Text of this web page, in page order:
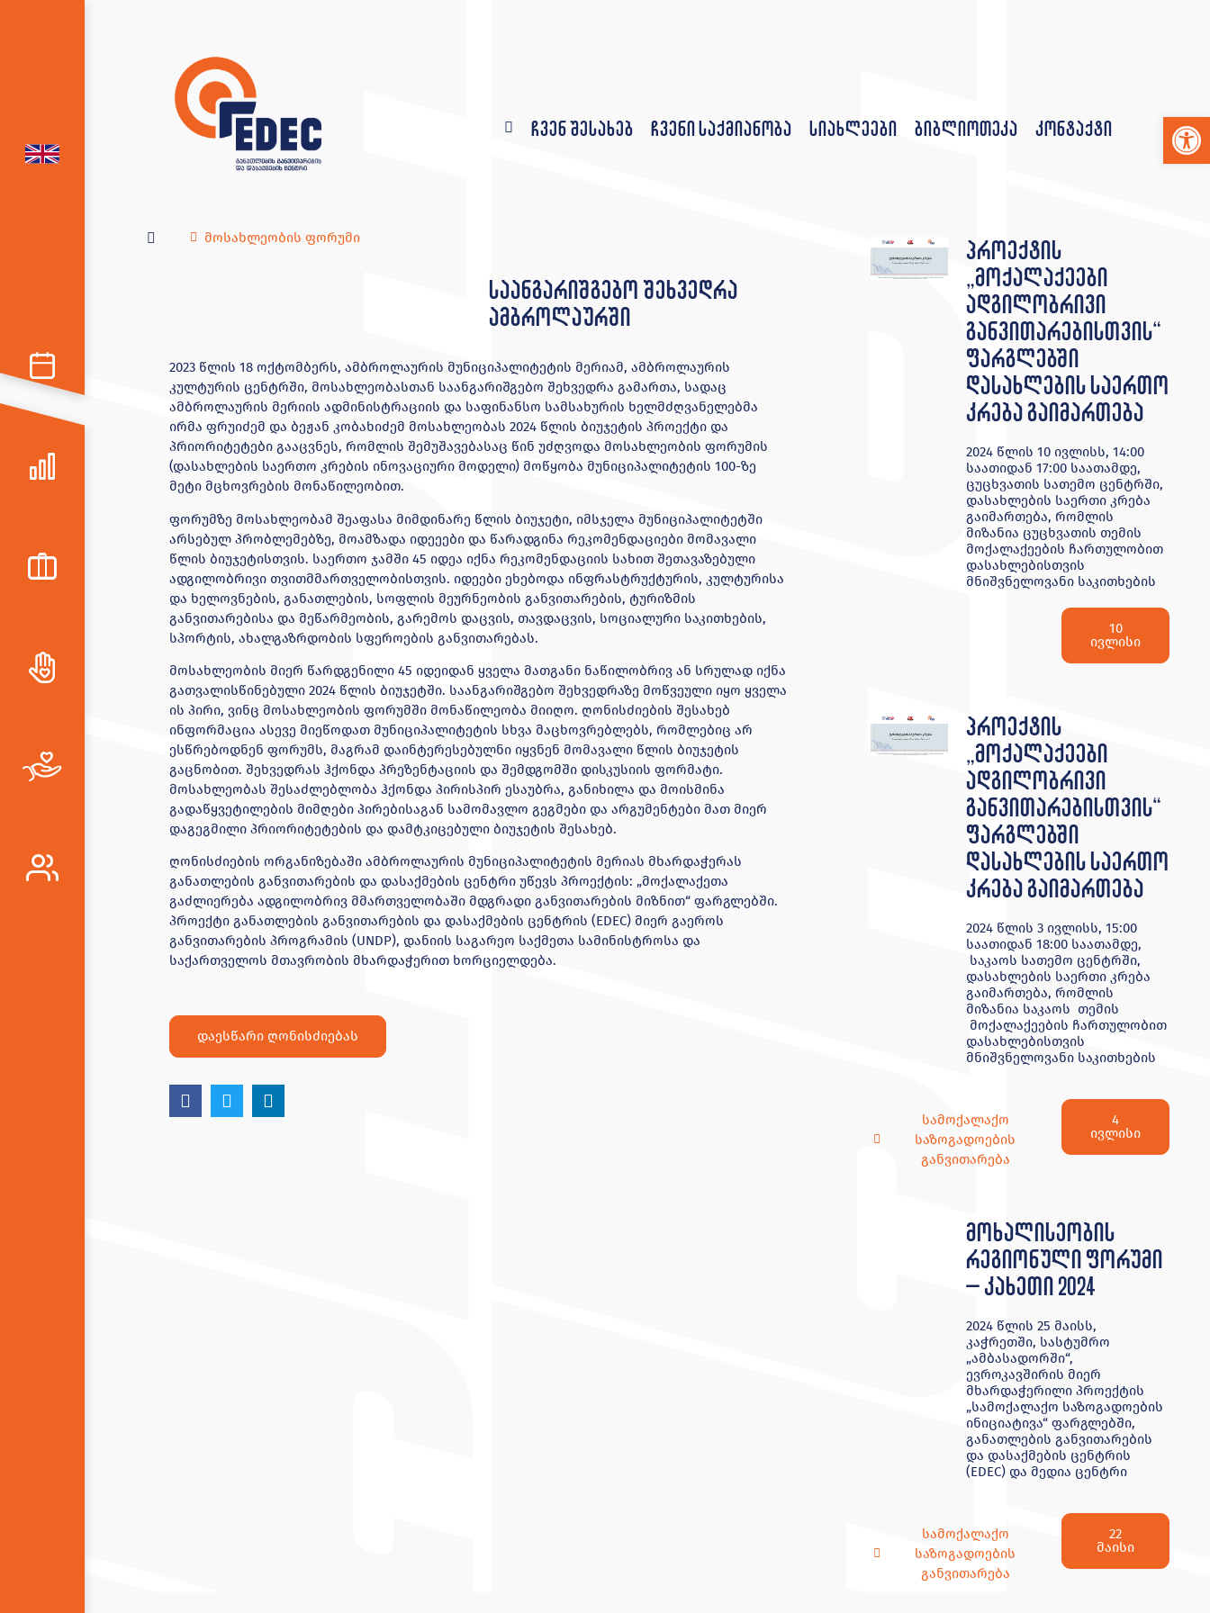
ჩვენ შესახებ ჩვენი საქმიანობა სიახლეები ბიბლიოთეკა კონტაქტი
მოსახლეობის ფორუმი
საანგარიშგებო შეხვედრა
ამბროლაურში
2023 წლის 18 ოქტომბერს, ამბროლაურის მუნიციპალიტეტის მერიამ, ამბროლაურის
კულტურის ცენტრში, მოსახლეობასთან საანგარიშგებო შეხვედრა გამართა, სადაც
ამბროლაურის მერიის ადმინისტრაციის და საფინანსო სამსახურის ხელმძღვანელებმა
ირმა ფრუიძემ და ბეჟან კობახიძემ მოსახლეობას 2024 წლის ბიუჯეტის პროექტი და
პრიორიტეტები გააცვნეს, რომლის შემუშავებასაც წინ უძღვოდა მოსახლეობის ფორუმის
(დასახლების საერთო კრების ინოვაციური მოდელი) მოწყობა მუნიციპალიტეტის 100-ზე
მეტი მცხოვრების მონაწილეობით.
ფორუმზე მოსახლეობამ შეაფასა მიმდინარე წლის ბიუჯეტი, იმსჯელა მუნიციპალიტეტში
არსებულ პრობლემებზე, მოამზადა იდეეები და წარადგინა რეკომენდაციები მომავალი
წლის ბიუჯეტისთვის. საერთო ჯამში 45 იდეა იქნა რეკომენდაციის სახით შეთავაზებული
ადგილობრივი თვითმმართველობისთვის. იდეები ეხებოდა ინფრასტრუქტურის, კულტურისა
და ხელოვნების, განათლების, სოფლის მეურნეობის განვითარების, ტურიზმის
განვითარებისა და მეწარმეობის, გარემოს დაცვის, თავდაცვის, სოციალური საკითხების,
სპორტის, ახალგაზრდობის სფეროების განვითარებას.
მოსახლეობის მიერ წარდგენილი 45 იდეიდან ყველა მათგანი ნაწილობრივ ან სრულად იქნა
გათვალისწინებული 2024 წლის ბიუჯეტში. საანგარიშგებო შეხვედრაზე მოწვეული იყო ყველა
ის პირი, ვინც მოსახლეობის ფორუმში მონაწილეობა მიიღო. ღონისძიების შესახებ
ინფორმაცია ასევე მიეწოდათ მუნიციპალიტეტის სხვა მაცხოვრებლებს, რომლებიც არ
ესწრებოდნენ ფორუმს, მაგრამ დაინტერესებულნი იყვნენ მომავალი წლის ბიუჯეტის
გაცნობით. შეხვედრას ჰქონდა პრეზენტაციის და შემდგომში დისკუსიის ფორმატი.
მოსახლეობას შესაძლებლობა ჰქონდა პირისპირ ესაუბრა, განიხილა და მოისმინა
გადაწყვეტილების მიმღები პირებისაგან სამომავლო გეგმები და არგუმენტები მათ მიერ
დაგეგმილი პრიორიტეტების და დამტკიცებული ბიუჯეტის შესახებ.
ღონისძიების ორგანიზებაში ამბროლაურის მუნიციპალიტეტის მერიას მხარდაჭერას
განათლების განვითარების და დასაქმების ცენტრი უწევს პროექტის: „მოქალაქეთა
გაძლიერება ადგილობრივ მმართველობაში მდგრადი განვითარების მიზნით“ ფარგლებში.
პროექტი განათლების განვითარების და დასაქმების ცენტრის (EDEC) მიერ გაეროს
განვითარების პროგრამის (UNDP), დანიის საგარეო საქმეთა სამინისტროსა და
საქართველოს მთავრობის მხარდაჭერით ხორციელდება.
დაესწარი ღონისძიებას
პროექტის
„მოქალაქეები
ადგილობრივი
განვითარებისთვის“
ფარგლებში
დასახლების საერთო
კრება გაიმართება
2024 წლის 10 ივლისს, 14:00
საათიდან 17:00 საათამდე,
ცუცხვათის სათემო ცენტრში,
დასახლების საერთი კრება
გაიმართება, რომლის
მიზანია ცუცხვათის თემის
მოქალაქეების ჩართულობით
დასახლებისთვის
მნიშვნელოვანი საკითხების
10
ივლისი
პროექტის
„მოქალაქეები
ადგილობრივი
განვითარებისთვის“
ფარგლებში
დასახლების საერთო
კრება გაიმართება
2024 წლის 3 ივლისს, 15:00
საათიდან 18:00 საათამდე,
საკაოს სათემო ცენტრში,
დასახლების საერთი კრება
გაიმართება, რომლის
მიზანია საკაოს თემის
მოქალაქეების ჩართულობით
დასახლებისთვის
მნიშვნელოვანი საკითხების
სამოქალაქო
საზოგადოების
განვითარება
4
ივლისი
მოხალისეობის
რეგიონული ფორუმი
– კახეთი 2024
2024 წლის 25 მაისს,
კაჭრეთში, სასტუმრო
„ამბასადორში“,
ევროკავშირის მიერ
მხარდაჭერილი პროექტის
„სამოქალაქო საზოგადოების
ინიციატივა“ ფარგლებში,
განათლების განვითარების
და დასაქმების ცენტრის
(EDEC) და მედია ცენტრი
სამოქალაქო
საზოგადოების
განვითარება
22
მაისი